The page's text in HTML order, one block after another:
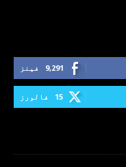
9,291 فینز
15 فالورز